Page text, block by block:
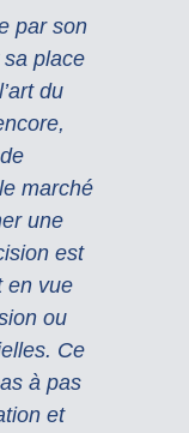
par son
place
du
marché
une
est
en vue
ou
Ce
à pas
et